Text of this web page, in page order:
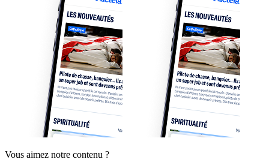
Vous aimez notre contenu ?